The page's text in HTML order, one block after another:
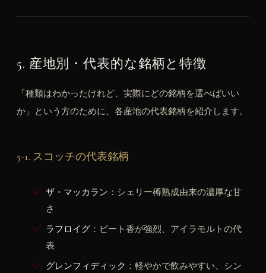
5. 産地別・代表的な銘柄と特徴
「種類はわかったけれど、実際にどの銘柄を選べばいい
か」という方のために、各産地の代表銘柄を紹介します。
5-1. スコッチの代表銘柄
ザ・マッカラン ：シェリー樽熟成由来の濃厚な甘
さ
ラフロイグ ：ピート香が強烈、アイラモルトの代
表
グレンフィディック ：軽やかで飲みやすい、シン